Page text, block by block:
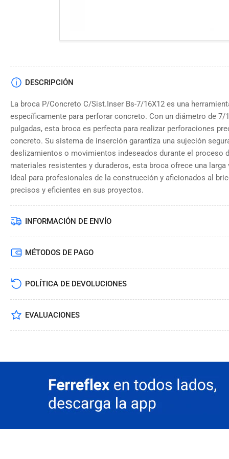
DESCRIPCIÓN
La broca P/Concreto C/Sist.Inser Bs-7/16X12 es una
específicamente para perforar concreto. Con un diámetro de 7/
pulgadas, esta broca es perfecta para realizar perforaciones
concreto. Su sistema de inserción garantiza una sujeción
deslizamientos o movimientos indeseados durante el proceso
materiales resistentes y duraderos, esta broca ofrece una
Ideal para profesionales de la construcción y aficionados al
precisos y eficientes en sus proyectos.
INFORMACIÓN DE ENVÍO
MÉTODOS DE PAGO
POLÍTICA DE DEVOLUCIONES
EVALUACIONES